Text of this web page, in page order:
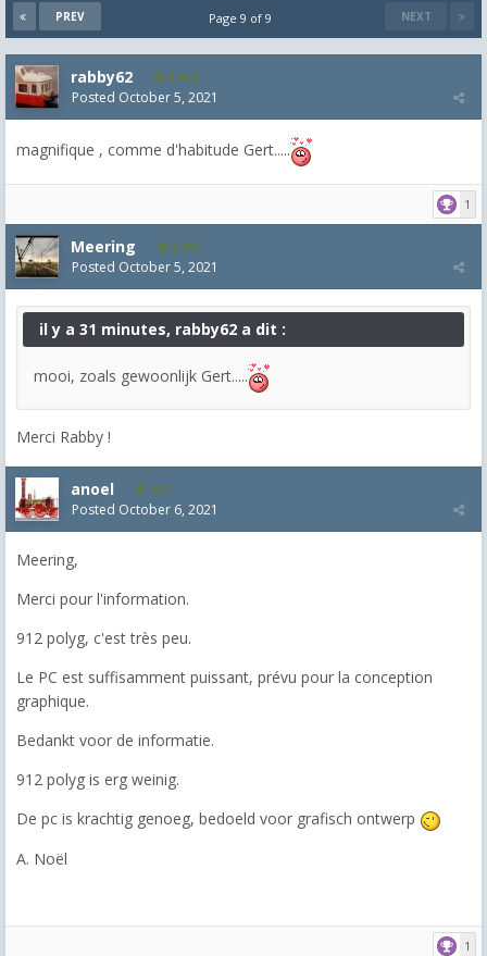
PREV NEXT
Page 9 of 9
rabby62 8,454
Posted October 5, 2021
magnifique , comme d'habitude Gert.....
1
Meering 1,992
Posted October 5, 2021
il y a 31 minutes, rabby62 a dit :
mooi, zoals gewoonlijk Gert.....
Merci Rabby !
anoel 407
Posted October 6, 2021
Meering,
Merci pour l'information.
912 polyg, c'est très peu.
Le PC est suffisamment puissant, prévu pour la conception
graphique.
Bedankt voor de informatie.
912 polyg is erg weinig.
De pc is krachtig genoeg, bedoeld voor grafisch ontwerp
A. Noël
1